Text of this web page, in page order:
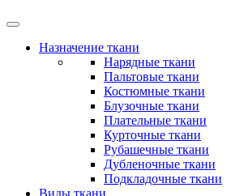
Назначение ткани
Нарядные ткани
Пальтовые ткани
Костюмные ткани
Блузочные ткани
Плательные ткани
Курточные ткани
Рубашечные ткани
Дубленочные ткани
Подкладочные ткани
Виды ткани